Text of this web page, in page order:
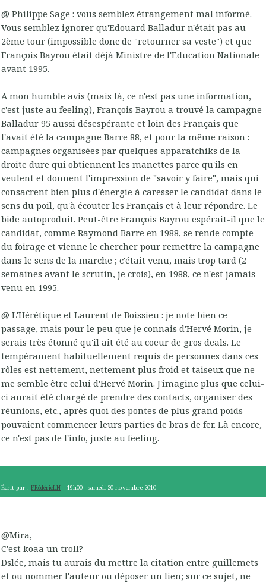
@ Philippe Sage : vous semblez étrangement mal informé.
Vous semblez ignorer qu'Edouard Balladur n'était pas au
2ème tour (impossible donc de "retourner sa veste") et que
François Bayrou était déjà Ministre de l'Education Nationale
avant 1995.
A mon humble avis (mais là, ce n'est pas une information,
c'est juste au feeling), François Bayrou a trouvé la campagne
Balladur 95 aussi désespérante et loin des Français que
l'avait été la campagne Barre 88, et pour la même raison :
campagnes organisées par quelques apparatchiks de la
droite dure qui obtiennent les manettes parce qu'ils en
veulent et donnent l'impression de "savoir y faire", mais qui
consacrent bien plus d'énergie à caresser le candidat dans le
sens du poil, qu'à écouter les Français et à leur répondre. Le
bide autoproduit. Peut-être François Bayrou espérait-il que le
candidat, comme Raymond Barre en 1988, se rende compte
du foirage et vienne le chercher pour remettre la campagne
dans le sens de la marche ; c'était venu, mais trop tard (2
semaines avant le scrutin, je crois), en 1988, ce n'est jamais
venu en 1995.
@ L'Hérétique et Laurent de Boissieu : je note bien ce
passage, mais pour le peu que je connais d'Hervé Morin, je
serais très étonné qu'il ait été au coeur de gros deals. Le
tempérament habituellement requis de personnes dans ces
rôles est nettement, nettement plus froid et taiseux que ne
me semble être celui d'Hervé Morin. J'imagine plus que celui-
ci aurait été chargé de prendre des contacts, organiser des
réunions, etc., après quoi des pontes de plus grand poids
pouvaient commencer leurs parties de bras de fer. Là encore,
ce n'est pas de l'info, juste au feeling.
Écrit par : FRédéricLN 19h00 -samedi 20 novembre 2010
@Mira,
C'est koaa un troll?
Dslée, mais tu aurais du mettre la citation entre guillemets
et ou nommer l'auteur ou déposer un lien; sur ce sujet, ne